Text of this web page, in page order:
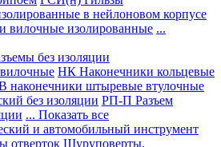
в нейлоновом корпусе
изолированные ...
без изоляции
НК Наконечники кольцевые
штыревые втулочные
без изоляции РП-П Разъем
... Показать все
и автомобильный инструмент
отверток Шуруповерты,